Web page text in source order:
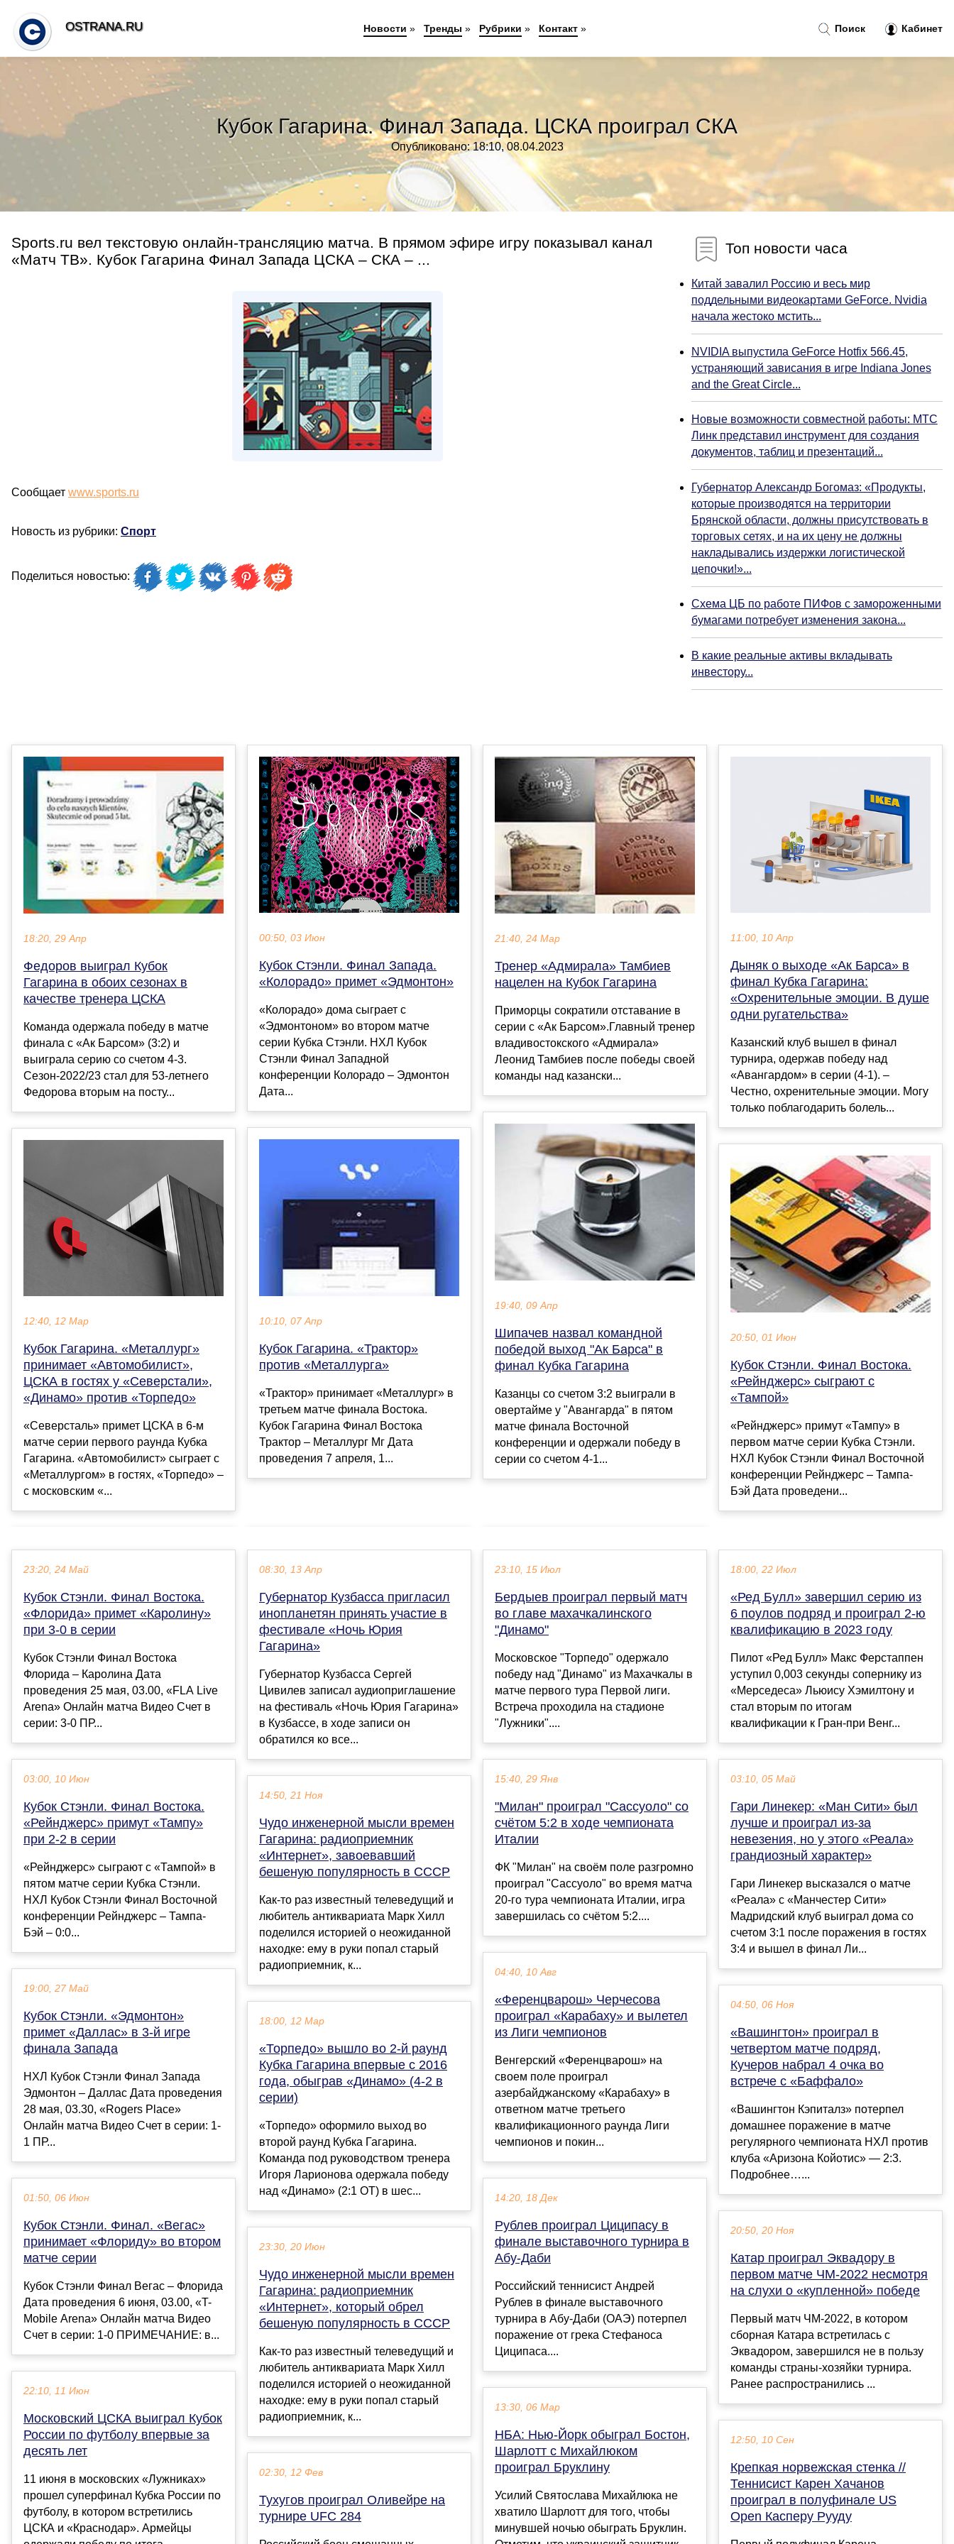
Кубок Гагарина. Финал Запада. ЦСКА проиграл СКА
Опубликовано: 18:10, 08.04.2023
Sports.ru вел текстовую онлайн-трансляцию матча. В прямом эфире игру показывал канал
«Матч ТВ». Кубок Гагарина Финал Запада ЦСКА – СКА – ...
Сообщает www.sports.ru
Новость из рубрики: Спорт
Поделиться новостью:
Топ новости часа
Китай завалил Россию и весь мир
поддельными видеокартами GeForce. Nvidia
начала жестоко мстить...
NVIDIA выпустила GeForce Hotfix 566.45,
устраняющий зависания в игре Indiana Jones
and the Great Circle...
Новые возможности совместной работы: МТС
Линк представил инструмент для создания
документов, таблиц и презентаций...
Губернатор Александр Богомаз: «Продукты,
которые производятся на территории
Брянской области, должны присутствовать в
торговых сетях, и на их цену не должны
накладывались издержки логистической
цепочки!»...
Схема ЦБ по работе ПИФов с замороженными
бумагами потребует изменения закона...
В какие реальные активы вкладывать
инвестору...
18:20, 29 Апр
Федоров выиграл Кубок
Гагарина в обоих сезонах в
качестве тренера ЦСКА
Команда одержала победу в матче
финала с «Ак Барсом» (3:2) и
выиграла серию со счетом 4-3.
Сезон-2022/23 стал для 53-летнего
Федорова вторым на посту...
12:40, 12 Мар
Кубок Гагарина. «Металлург»
принимает «Автомобилист»,
ЦСКА в гостях у «Северстали»,
«Динамо» против «Торпедо»
«Северсталь» примет ЦСКА в 6-м
матче серии первого раунда Кубка
Гагарина. «Автомобилист» сыграет с
«Металлургом» в гостях, «Торпедо» –
с московским «...
00:50, 03 Июн
Кубок Стэнли. Финал Запада.
«Колорадо» примет «Эдмонтон»
«Колорадо» дома сыграет с
«Эдмонтоном» во втором матче
серии Кубка Стэнли. НХЛ Кубок
Стэнли Финал Западной
конференции Колорадо – Эдмонтон
Дата...
10:10, 07 Апр
Кубок Гагарина. «Трактор»
против «Металлурга»
«Трактор» принимает «Металлург» в
третьем матче финала Востока.
Кубок Гагарина Финал Востока
Трактор – Металлург Мг Дата
проведения 7 апреля, 1...
21:40, 24 Мар
Тренер «Адмирала» Тамбиев
нацелен на Кубок Гагарина
Приморцы сократили отставание в
серии с «Ак Барсом».Главный тренер
владивостокского «Адмирала»
Леонид Тамбиев после победы своей
команды над казански...
19:40, 09 Апр
Шипачев назвал командной
победой выход "Ак Барса" в
финал Кубка Гагарина
Казанцы со счетом 3:2 выиграли в
овертайме у "Авангарда" в пятом
матче финала Восточной
конференции и одержали победу в
серии со счетом 4-1...
11:00, 10 Апр
Дыняк о выходе «Ак Барса» в
финал Кубка Гагарина:
«Охренительные эмоции. В душе
одни ругательства»
Казанский клуб вышел в финал
турнира, одержав победу над
«Авангардом» в серии (4-1). –
Честно, охренительные эмоции. Могу
только поблагодарить болель...
20:50, 01 Июн
Кубок Стэнли. Финал Востока.
«Рейнджерс» сыграют с
«Тампой»
«Рейнджерс» примут «Тампу» в
первом матче серии Кубка Стэнли.
НХЛ Кубок Стэнли Финал Восточной
конференции Рейнджерс – Тампа-
Бэй Дата проведени...
23:20, 24 Май
Кубок Стэнли. Финал Востока.
«Флорида» примет «Каролину»
при 3-0 в серии
Кубок Стэнли Финал Востока
Флорида – Каролина Дата
проведения 25 мая, 03.00, «FLA Live
Arena» Онлайн матча Видео Счет в
серии: 3-0 ПР...
03:00, 10 Июн
Кубок Стэнли. Финал Востока.
«Рейнджерс» примут «Тампу»
при 2-2 в серии
«Рейнджерс» сыграют с «Тампой» в
пятом матче серии Кубка Стэнли.
НХЛ Кубок Стэнли Финал Восточной
конференции Рейнджерс – Тампа-
Бэй – 0:0...
19:00, 27 Май
Кубок Стэнли. «Эдмонтон»
примет «Даллас» в 3-й игре
финала Запада
НХЛ Кубок Стэнли Финал Запада
Эдмонтон – Даллас Дата проведения
28 мая, 03.30, «Rogers Place»
Онлайн матча Видео Счет в серии: 1-
1 ПР...
01:50, 06 Июн
Кубок Стэнли. Финал. «Вегас»
принимает «Флориду» во втором
матче серии
Кубок Стэнли Финал Вегас – Флорида
Дата проведения 6 июня, 03.00, «T-
Mobile Arena» Онлайн матча Видео
Счет в серии: 1-0 ПРИМЕЧАНИЕ: в...
22:10, 11 Июн
Московский ЦСКА выиграл Кубок
России по футболу впервые за
десять лет
11 июня в московских «Лужниках»
прошел суперфинал Кубка России по
футболу, в котором встретились
ЦСКА и «Краснодар». Армейцы
08:30, 13 Апр
Губернатор Кузбасса пригласил
инопланетян принять участие в
фестивале «Ночь Юрия
Гагарина»
Губернатор Кузбасса Сергей
Цивилев записал аудиоприглашение
на фестиваль «Ночь Юрия Гагарина»
в Кузбассе, в ходе записи он
обратился ко все...
14:50, 21 Ноя
Чудо инженерной мысли времен
Гагарина: радиоприемник
«Интернет», завоевавший
бешеную популярность в СССР
Как-то раз известный телеведущий и
любитель антиквариата Марк Хилл
поделился историей о неожиданной
находке: ему в руки попал старый
радиоприемник, к...
18:00, 12 Мар
«Торпедо» вышло во 2-й раунд
Кубка Гагарина впервые с 2016
года, обыграв «Динамо» (4-2 в
серии)
«Торпедо» оформило выход во
второй раунд Кубка Гагарина.
Команда под руководством тренера
Игоря Ларионова одержала победу
над «Динамо» (2:1 ОТ) в шес...
23:30, 20 Июн
Чудо инженерной мысли времен
Гагарина: радиоприемник
«Интернет», который обрел
бешеную популярность в СССР
Как-то раз известный телеведущий и
любитель антиквариата Марк Хилл
поделился историей о неожиданной
находке: ему в руки попал старый
радиоприемник, к...
02:30, 12 Фев
Тухугов проиграл Оливейре на
турнире UFC 284
23:10, 15 Июл
Бердыев проиграл первый матч
во главе махачкалинского
"Динамо"
Московское "Торпедо" одержало
победу над "Динамо" из Махачкалы в
матче первого тура Первой лиги.
Встреча проходила на стадионе
"Лужники"....
15:40, 29 Янв
"Милан" проиграл "Сассуоло" со
счётом 5:2 в ходе чемпионата
Италии
ФК "Милан" на своём поле разгромно
проиграл "Сассуоло" во время матча
20‑го тура чемпионата Италии, игра
завершилась со счётом 5:2....
04:40, 10 Авг
«Ференцварош» Черчесова
проиграл «Карабаху» и вылетел
из Лиги чемпионов
Венгерский «Ференцварош» на
своем поле проиграл
азербайджанскому «Карабаху» в
ответном матче третьего
квалификационного раунда Лиги
чемпионов и покин...
14:20, 18 Дек
Рублев проиграл Циципасу в
финале выставочного турнира в
Абу-Даби
Российский теннисист Андрей
Рублев в финале выставочного
турнира в Абу-Даби (ОАЭ) потерпел
поражение от грека Стефаноса
Циципаса....
13:30, 06 Мар
НБА: Нью-Йорк обыграл Бостон,
Шарлотт с Михайлюком
проиграл Бруклину
Усилий Святослава Михайлюка не
хватило Шарлотт для того, чтобы
минувшей ночью обыграть Бруклин.
18:00, 22 Июл
«Ред Булл» завершил серию из
6 поулов подряд и проиграл 2-ю
квалификацию в 2023 году
Пилот «Ред Булл» Макс Ферстаппен
уступил 0,003 секунды сопернику из
«Мерседеса» Льюису Хэмилтону и
стал вторым по итогам
квалификации к Гран-при Венг...
03:10, 05 Май
Гари Линекер: «Ман Сити» был
лучше и проиграл из-за
невезения, но у этого «Реала»
грандиозный характер»
Гари Линекер высказался о матче
«Реала» с «Манчестер Сити»
Мадридский клуб выиграл дома со
счетом 3:1 после поражения в гостях
3:4 и вышел в финал Ли...
04:50, 06 Ноя
«Вашингтон» проиграл в
четвертом матче подряд,
Кучеров набрал 4 очка во
встрече с «Баффало»
«Вашингтон Кэпиталз» потерпел
домашнее поражение в матче
регулярного чемпионата НХЛ против
клуба «Аризона Койотис» — 2:3.
Подробнее…...
20:50, 20 Ноя
Катар проиграл Эквадору в
первом матче ЧМ-2022 несмотря
на слухи о «купленной» победе
Первый матч ЧМ-2022, в котором
сборная Катара встретилась с
Эквадором, завершился не в пользу
команды страны-хозяйки турнира.
Ранее распространились ...
12:50, 10 Сен
Крепкая норвежская стенка //
Теннисист Карен Хачанов
проиграл в полуфинале US
Open Касперу Рууду
Поиск Кабинет
OSTRANA.RU Новости » Тренды » Рубрики » Контакт»